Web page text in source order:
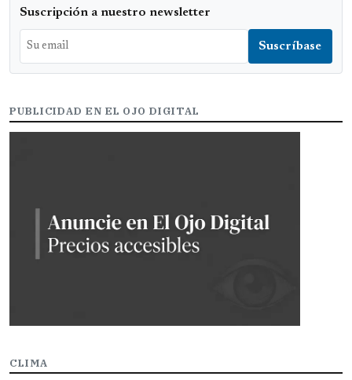
Suscripción a nuestro newsletter
PUBLICIDAD EN EL OJO DIGITAL
CLIMA